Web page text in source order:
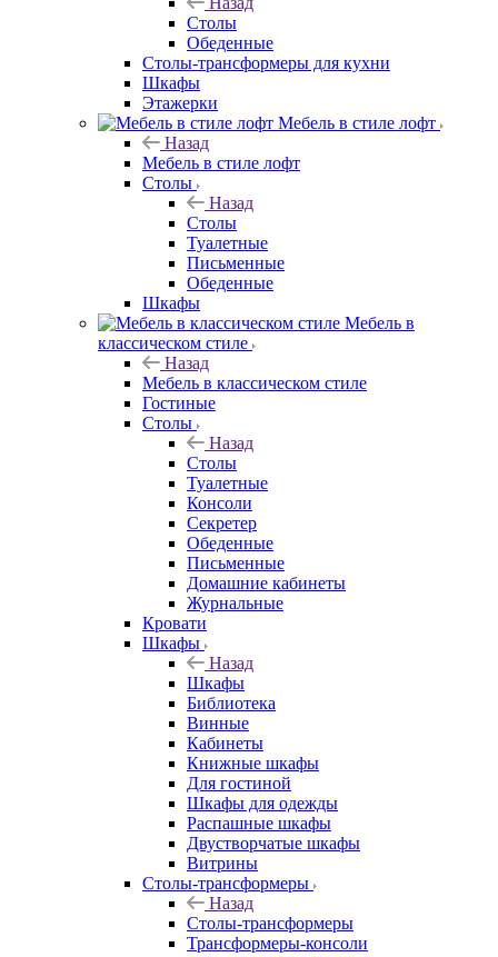
Столы
Обеденные
Столы-трансформеры для кухни
Шкафы
Этажерки
Мебель в стиле лофт
Назад
Мебель в стиле лофт
Столы
Назад
Столы
Туалетные
Письменные
Обеденные
Шкафы
Мебель в
классическом стиле
Назад
Мебель в классическом стиле
Гостиные
Столы
Назад
Столы
Туалетные
Консоли
Секретер
Обеденные
Письменные
Домашние кабинеты
Журнальные
Кровати
Шкафы
Назад
Шкафы
Библиотека
Винные
Кабинеты
Книжные шкафы
Для гостиной
Шкафы для одежды
Распашные шкафы
Двустворчатые шкафы
Витрины
Столы-трансформеры
Назад
Столы-трансформеры
Трансформеры-консоли